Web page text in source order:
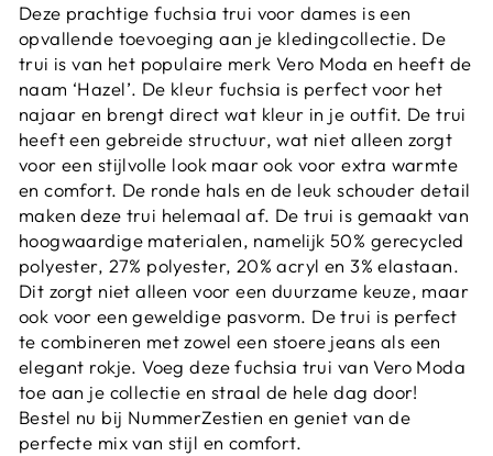
Deze prachtige fuchsia trui voor dames is een
opvallende toevoeging aan je kledingcollectie. De
trui is van het populaire merk Vero Moda en heeft de
naam ‘Hazel’. De kleur fuchsia is perfect voor het
najaar en brengt direct wat kleur in je outfit. De trui
heeft een gebreide structuur, wat niet alleen zorgt
voor een stijlvolle look maar ook voor extra warmte
en comfort. De ronde hals en de leuk schouder detail
maken deze trui helemaal af. De trui is gemaakt van
hoogwaardige materialen, namelijk 50% gerecycled
polyester, 27% polyester, 20% acryl en 3% elastaan.
Dit zorgt niet alleen voor een duurzame keuze, maar
ook voor een geweldige pasvorm. De trui is perfect
te combineren met zowel een stoere jeans als een
elegant rokje. Voeg deze fuchsia trui van Vero Moda
toe aan je collectie en straal de hele dag door!
Bestel nu bij NummerZestien en geniet van de
perfecte mix van stijl en comfort.